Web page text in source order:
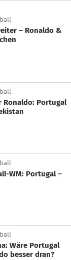
– Ronaldo &
Ronaldo: Portugal
WM: Portugal –
Wäre Portugal
besser dran?